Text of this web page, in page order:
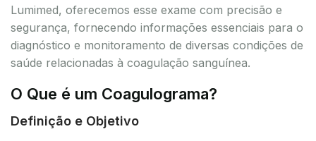
Lumimed, oferecemos esse exame com precisão e
segurança, fornecendo informações essenciais para o
diagnóstico e monitoramento de diversas condições de
saúde relacionadas à coagulação sanguínea.
O Que é um Coagulograma?
Definição e Objetivo